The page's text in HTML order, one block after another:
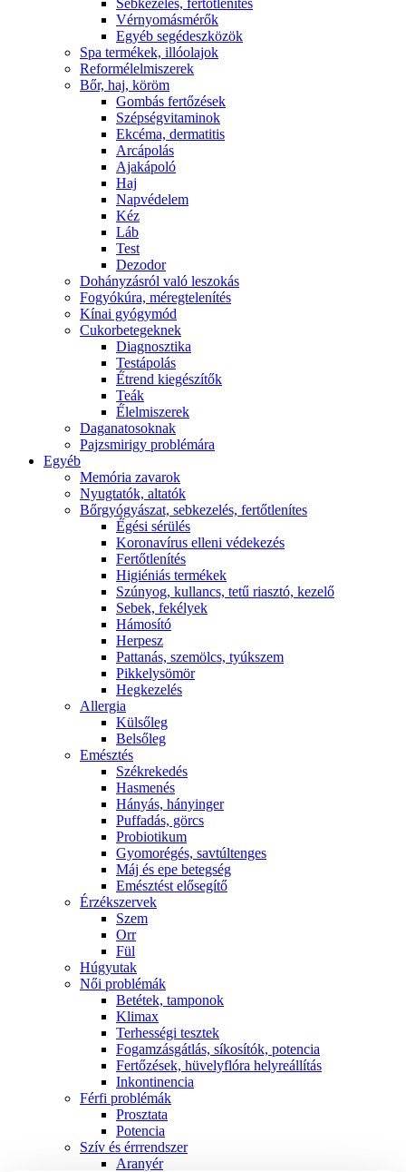
Sebkezelés, fertőtlenítés
Vérnyomásmérők
Egyéb segédeszközök
Spa termékek, illóolajok
Reformélelmiszerek
Bőr, haj, köröm
Gombás fertőzések
Szépségvitaminok
Ekcéma, dermatitis
Arcápolás
Ajakápoló
Haj
Napvédelem
Kéz
Láb
Test
Dezodor
Dohányzásról való leszokás
Fogyókúra, méregtelenítés
Kínai gyógymód
Cukorbetegeknek
Diagnosztika
Testápolás
É́trend kiegészítők
Teák
É́lelmiszerek
Daganatosoknak
Pajzsmirigy problémára
Egyéb
Memória zavarok
Nyugtatók, altatók
Bőrgyógyászat, sebkezelés, fertőtlenítes
É́gési sérülés
Koronavírus elleni védekezés
Fertőtlenítés
Higiéniás termékek
Szúnyog, kullancs, tetű riasztó, kezelő
Sebek, fekélyek
Hámosító
Herpesz
Pattanás, szemölcs, tyúkszem
Pikkelysömör
Hegkezelés
Allergia
Külsőleg
Belsőleg
Emésztés
Székrekedés
Hasmenés
Hányás, hányinger
Puffadás, görcs
Probiotikum
Gyomorégés, savtúltenges
Máj és epe betegség
Emésztést elősegítő
Érzékszervek
Szem
Orr
Fül
Húgyutak
Női problémák
Betétek, tamponok
Klimax
Terhességi tesztek
Fogamzásgátlás, síkosítók, potencia
Fertőzések, hüvelyflóra helyreállítás
Inkontinencia
Férfi problémák
Prosztata
Potencia
Szív és érrrendszer
Aranyér